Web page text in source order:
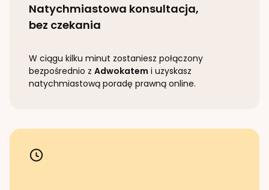
Natychmiastowa konsultacja,
bez czekania
W ciągu kilku minut zostaniesz połączony
bezpośrednio z Adwokatem i uzyskasz
natychmiastową poradę prawną online.